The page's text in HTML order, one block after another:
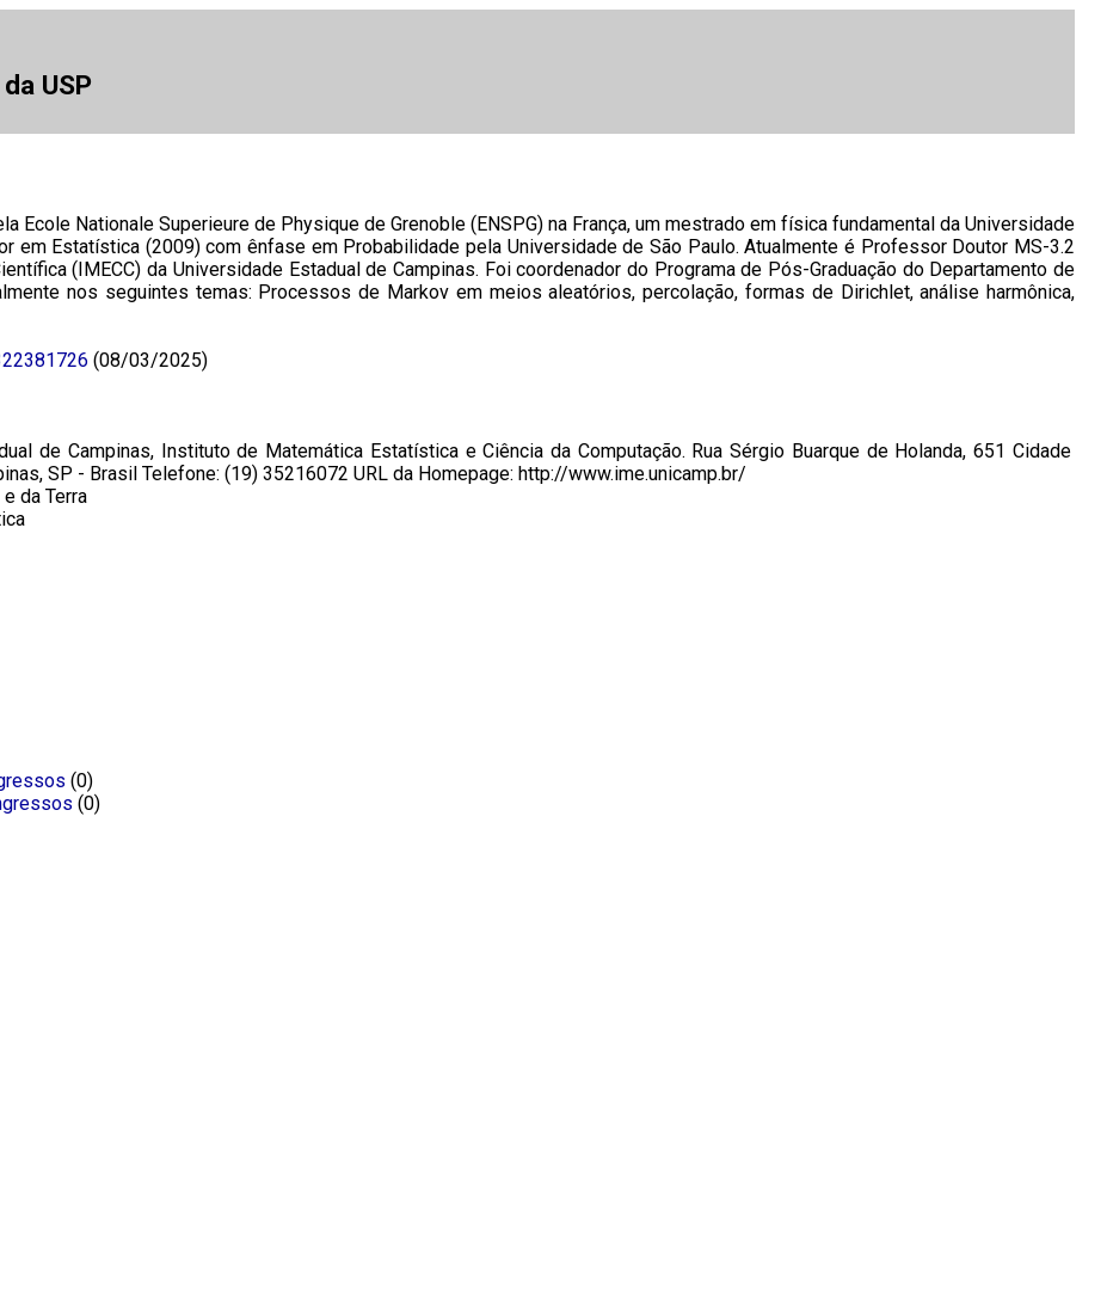
USP
Ecole Nationale Superieure de Physique de Grenoble (ENSPG) na França, um mestrado em física fundamental da Universidade
em Estatística (2009) com ênfase em Probabilidade pela Universidade de São Paulo. Atualmente é Professor Doutor MS-3.2
(IMECC) da Universidade Estadual de Campinas. Foi coordenador do Programa de Pós-Graduação do Departamento de
nos seguintes temas: Processos de Markov em meios aleatórios, percolação, formas de Dirichlet, análise harmônica,
(08/03/2025)
de Campinas, Instituto de Matemática Estatística e Ciência da Computação. Rua Sérgio Buarque de Holanda, 651 Cidade
SP - Brasil Telefone: (19) 35216072 URL da Homepage: http://www.ime.unicamp.br/
da Terra
(0)
(0)